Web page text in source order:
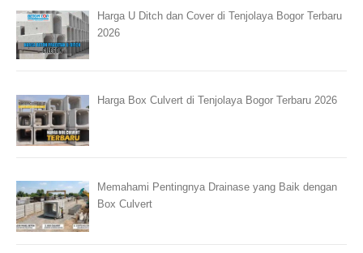
Harga U Ditch dan Cover di Tenjolaya Bogor Terbaru
2026
Harga Box Culvert di Tenjolaya Bogor Terbaru 2026
Memahami Pentingnya Drainase yang Baik dengan
Box Culvert